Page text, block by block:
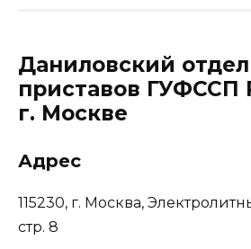
Даниловский
приставов ГУФССП
г. Москве
Адрес
115230, г. Москва,
стр. 8